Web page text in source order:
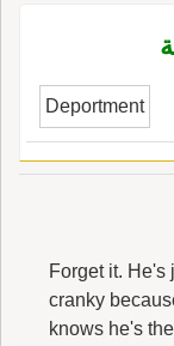
Deportment
Forget it. He's
cranky
knows he's